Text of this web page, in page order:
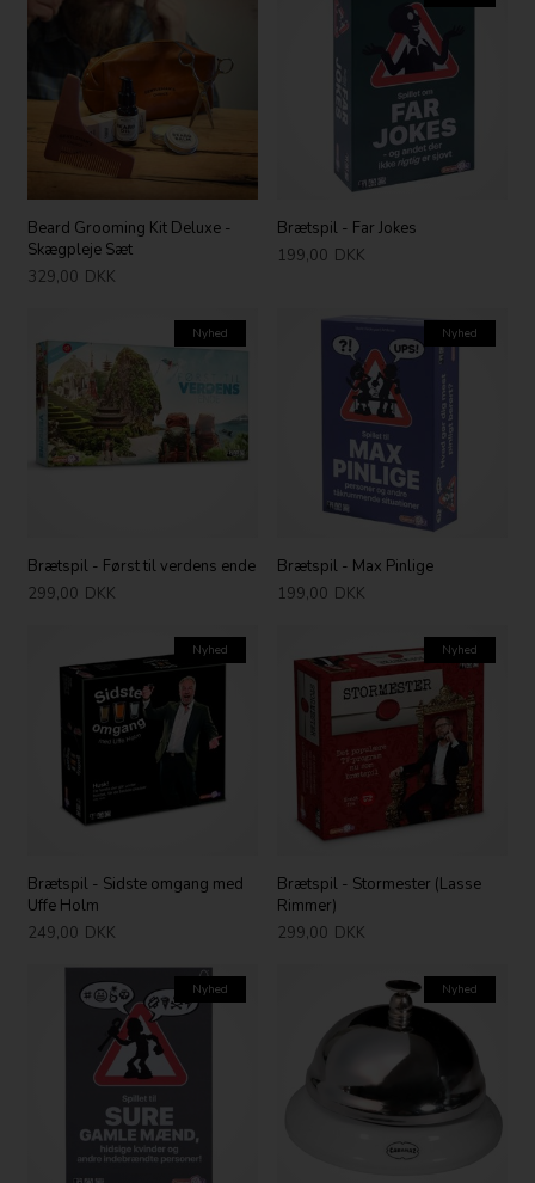
Beard Grooming Kit Deluxe -
Skægpleje Sæt
329,00 DKK
Brætspil - Far Jokes
199,00 DKK
Nyhed
Brætspil - Først til verdens ende
299,00 DKK
Nyhed
Brætspil - Max Pinlige
199,00 DKK
Nyhed
Brætspil - Sidste omgang med
Uffe Holm
249,00 DKK
Nyhed
Brætspil - Stormester (Lasse
Rimmer)
299,00 DKK
Nyhed Nyhed